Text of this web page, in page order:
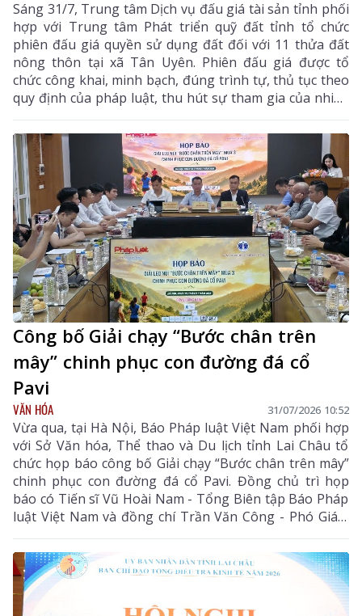
Sáng 31/7, Trung tâm Dịch vụ đấu giá tài sản tỉnh phối
hợp với Trung tâm Phát triển quỹ đất tỉnh tổ chức
phiên đấu giá quyền sử dụng đất đối với 11 thửa đất
nông thôn tại xã Tân Uyên. Phiên đấu giá được tổ
chức công khai, minh bạch, đúng trình tự, thủ tục theo
quy định của pháp luật, thu hút sự tham gia của nhiều
khách hàng có nhu cầu sử dụng đất và đầu tư.
Công bố Giải chạy “Bước chân trên
mây” chinh phục con đường đá cổ
Pavi
VĂN HÓA 31/07/2026 10:52
Vừa qua, tại Hà Nội, Báo Pháp luật Việt Nam phối hợp
với Sở Văn hóa, Thể thao và Du lịch tỉnh Lai Châu tổ
chức họp báo công bố Giải chạy “Bước chân trên mây”
chinh phục con đường đá cổ Pavi. Đồng chủ trì họp
báo có Tiến sĩ Vũ Hoài Nam - Tổng Biên tập Báo Pháp
luật Việt Nam và đồng chí Trần Văn Công - Phó Giám
đốc Sở Văn hóa, Thể thao và Du lịch tỉnh Lai Châu.